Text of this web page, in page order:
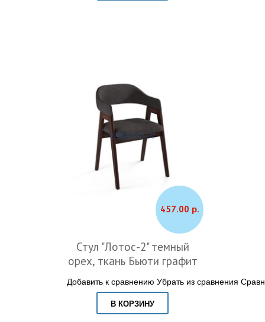
457.00 р.
Стул "Лотос-2" темный
орех, ткань Бьюти графит
Добавить к сравнению Убрать из сравнения
В КОРЗИНУ